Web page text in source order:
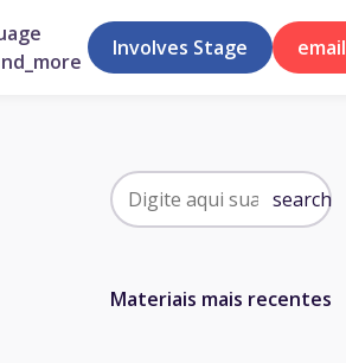
Involves Stage email
search
Materiais mais recentes